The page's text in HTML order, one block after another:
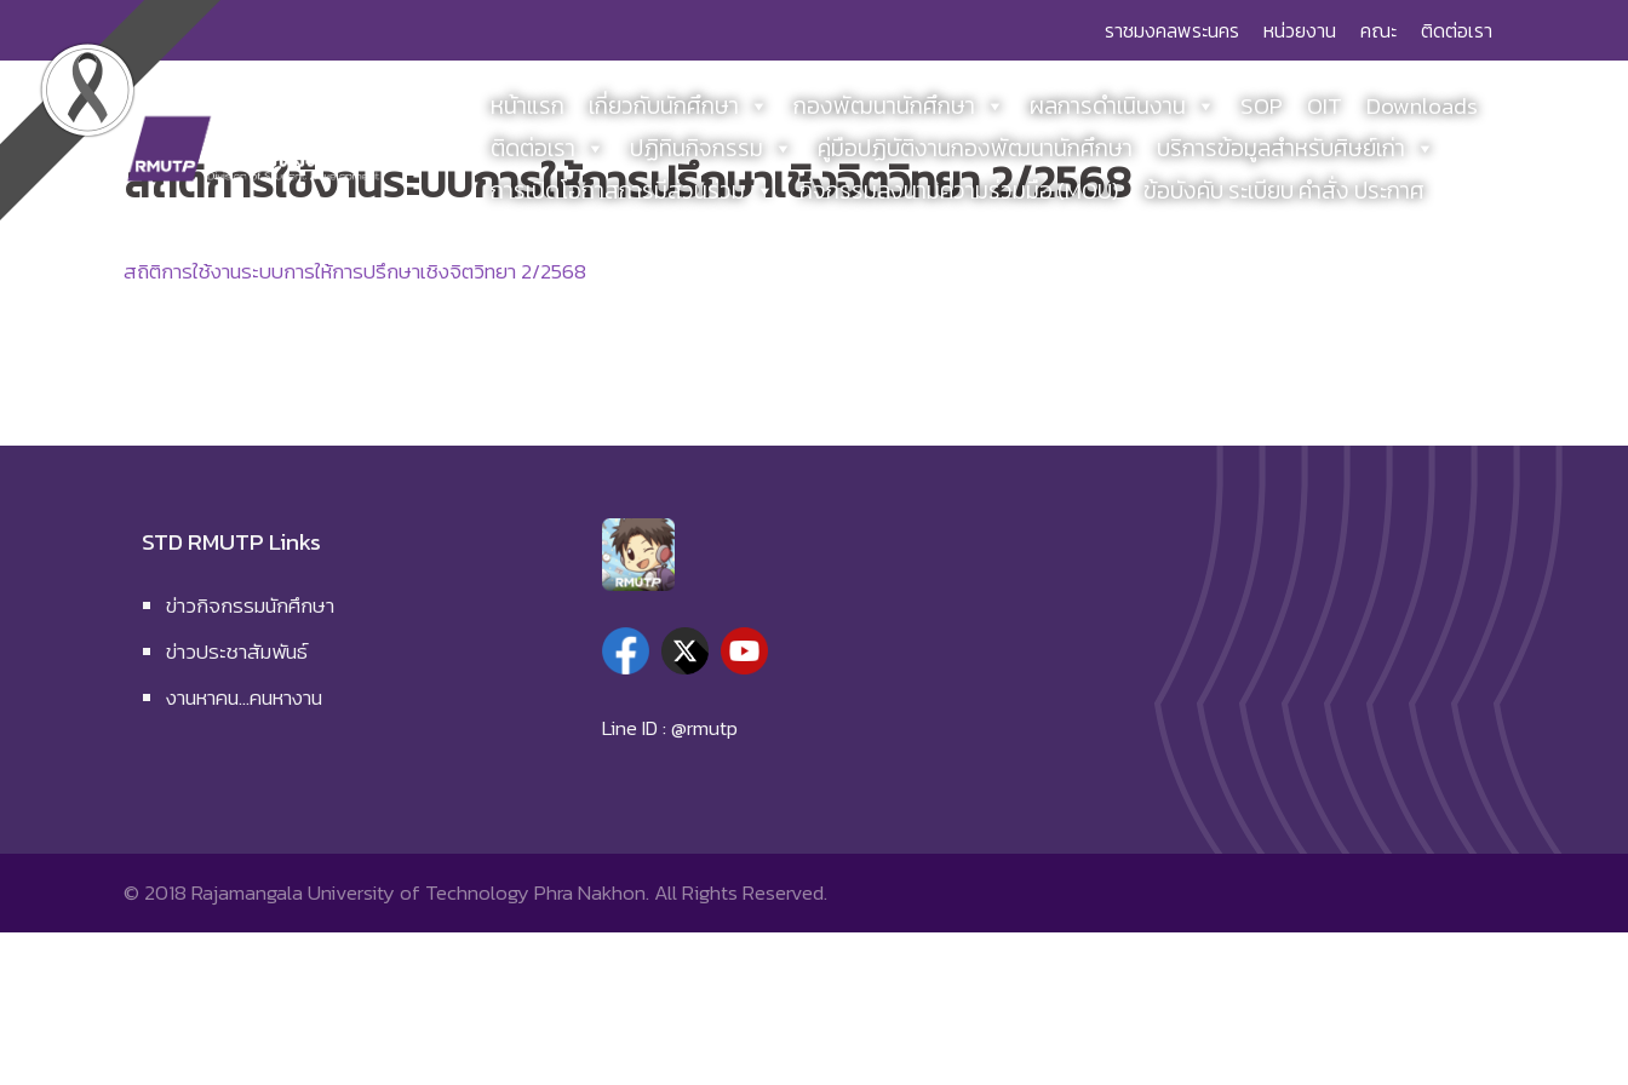
content
ราชมงคลพระนคร หน่วยงาน คณะ ติดต่อเรา
หน้าแรก เกี่ยวกับนักศึกษา กองพัฒนานักศึกษา ผลการดำเนินงาน SOP OIT
Downloads
ติดต่อเรา
ปฏิทินกิจกรรม คู่มือปฏิบัติงานกองพัฒนานักศึกษา
บริการข้อมูลสำหรับศิษย์เก่า
การเปิดโอกาสการมีส่วนร่วม
กิจกรรมลงนามความร่วมมือ (MOU) ข้อบังคับ ระเบียบ คำสั่ง ประกาศ
สถิติการใช้งานระบบการให้การปรึกษาเชิงจิตวิทยา 2/2568
สถิติการใช้งานระบบการให้การปรึกษาเชิงจิตวิทยา 2/2568
STD RMUTP Links
ข่าวกิจกรรมนักศึกษา
ข่าวประชาสัมพันธ์
งานหาคน…คนหางาน
Line ID : @rmutp
© 2018Rajamangala University of Technology Phra Nakhon. All Rights Reserved.